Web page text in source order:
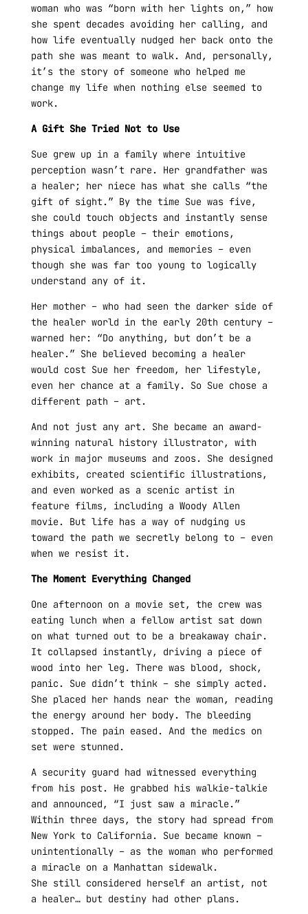
woman who was “born with her lights on,” how
she spent decades avoiding her calling, and
how life eventually nudged her back onto the
path she was meant to walk. And, personally,
it’s the story of someone who helped me
change my life when nothing else seemed to
work.
A Gift She Tried Not to Use
Sue grew up in a family where intuitive
perception wasn’t rare. Her grandfather was
a healer; her niece has what she calls “the
gift of sight.” By the time Sue was five,
she could touch objects and instantly sense
things about people – their emotions,
physical imbalances, and memories – even
though she was far too young to logically
understand any of it.
Her mother – who had seen the darker side of
the healer world in the early 20th century –
warned her: “Do anything, but don’t be a
healer.” She believed becoming a healer
would cost Sue her freedom, her lifestyle,
even her chance at a family. So Sue chose a
different path – art.
And not just any art. She became an award-
winning natural history illustrator, with
work in major museums and zoos. She designed
exhibits, created scientific illustrations,
and even worked as a scenic artist in
feature films, including a Woody Allen
movie. But life has a way of nudging us
toward the path we secretly belong to – even
when we resist it.
The Moment Everything Changed
One afternoon on a movie set, the crew was
eating lunch when a fellow artist sat down
on what turned out to be a breakaway chair.
It collapsed instantly, driving a piece of
wood into her leg. There was blood, shock,
panic. Sue didn’t think – she simply acted.
She placed her hands near the woman, reading
the energy around her body. The bleeding
stopped. The pain eased. And the medics on
set were stunned.
A security guard had witnessed everything
from his post. He grabbed his walkie-talkie
and announced, “I just saw a miracle.”
Within three days, the story had spread from
New York to California. Sue became known –
unintentionally – as the woman who performed
a miracle on a Manhattan sidewalk.
She still considered herself an artist, not
a healer… but destiny had other plans.